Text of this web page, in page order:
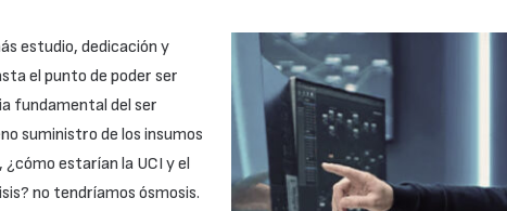
estudio, dedicación y
el punto de poder ser
fundamental del ser
suministro de los insumos
estarían la UCI y el
no tendríamos ósmosis.